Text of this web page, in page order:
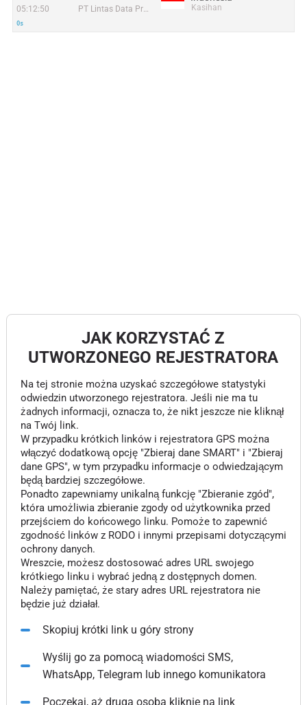
05:12:50
0s
PT Lintas Data Prima Kasihan
JAK KORZYSTAĆ Z
UTWORZONEGO REJESTRATORA
Na tej stronie można uzyskać szczegółowe statystyki
odwiedzin utworzonego rejestratora. Jeśli nie ma tu
żadnych informacji, oznacza to, że nikt jeszcze nie kliknął
na Twój link.
W przypadku krótkich linków i rejestratora GPS można
włączyć dodatkową opcję "Zbieraj dane SMART" i "Zbieraj
dane GPS", w tym przypadku informacje o odwiedzającym
będą bardziej szczegółowe.
Ponadto zapewniamy unikalną funkcję "Zbieranie zgód",
która umożliwia zbieranie zgody od użytkownika przed
przejściem do końcowego linku. Pomoże to zapewnić
zgodność linków z RODO i innymi przepisami dotyczącymi
ochrony danych.
Wreszcie, możesz dostosować adres URL swojego
krótkiego linku i wybrać jedną z dostępnych domen.
Należy pamiętać, że stary adres URL rejestratora nie
będzie już działał.
Skopiuj krótki link u góry strony
Wyślij go za pomocą wiadomości SMS,
WhatsApp, Telegram lub innego komunikatora
Poczekaj, aż druga osoba kliknie na link